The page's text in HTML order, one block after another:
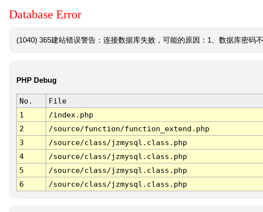
Database Error
(1040) 365建站错误警告：连接数据库失败，可能的原因：1、数据库密码
PHP Debug
No. File
1
/index.php
2
/source/function/function_extend.php
3
/source/class/jzmysql.class.php
4
/source/class/jzmysql.class.php
5
/source/class/jzmysql.class.php
6
/source/class/jzmysql.class.php